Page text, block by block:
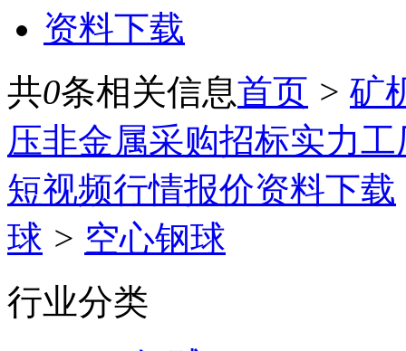
资料下载
共0条相关信息首页 > 矿
压非金属采购招标实力工
短视频行情报价资料下载
球 > 空心钢球
行业分类